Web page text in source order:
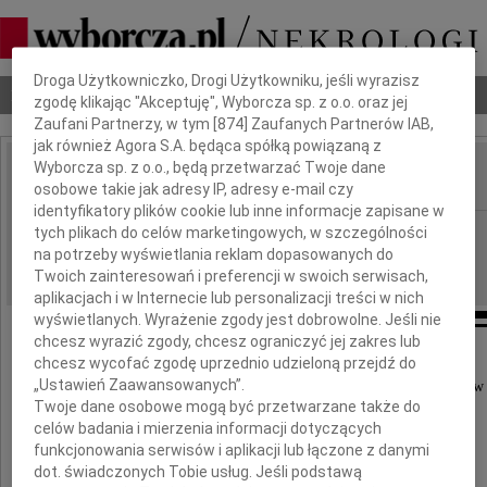
Nekrologi Odeszli Poradnik pogrzebowy
IMIĘ I NAZWISKO:
REGION: Kraków
DATA EMISJI: 08.02.2017
Umarł Przyjaciel naszych dziadków, naszych rodziców
Żegnamy Go z głębokim żalem.
Małgorzata i Janek Jagielscy
Dbamy o Twoją prywatność
Droga Użytkowniczko, Drogi Użytkowniku, jeśli wyrazisz
zgodę klikając "Akceptuję", Wyborcza sp. z o.o. oraz jej
Zaufani Partnerzy, w tym [874 ] Zaufanych Partnerów IAB,
jak również Agora S.A. będąca spółką powiązaną z
Wyborcza sp. z o.o., będą przetwarzać Twoje dane
osobowe takie jak adresy IP, adresy e-mail czy
identyfikatory plików cookie lub inne informacje zapisane w
tych plikach do celów marketingowych, w szczególności
na potrzeby wyświetlania reklam dopasowanych do
Twoich zainteresowań i preferencji w swoich serwisach,
aplikacjach i w Internecie lub personalizacji treści w nich
wyświetlanych. Wyrażenie zgody jest dobrowolne. Jeśli nie
chcesz wyrazić zgody, chcesz ograniczyć jej zakres lub
chcesz wycofać zgodę uprzednio udzieloną przejdź do
„Ustawień Zaawansowanych”.
Twoje dane osobowe mogą być przetwarzane także do
celów badania i mierzenia informacji dotyczących
funkcjonowania serwisów i aplikacji lub łączone z danymi
dot. świadczonych Tobie usług. Jeśli podstawą